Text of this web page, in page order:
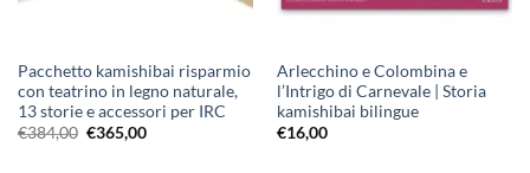
Pacchetto kamishibai risparmio
con teatrino in legno naturale,
13 storie e accessori per IRC
€384,00 Il
prezzo
€365,00Il
Arlecchino e Colombina e
l’Intrigo di Carnevale | Storia
kamishibai bilingue
€16,00